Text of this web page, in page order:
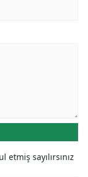
etmiş sayılırsınız